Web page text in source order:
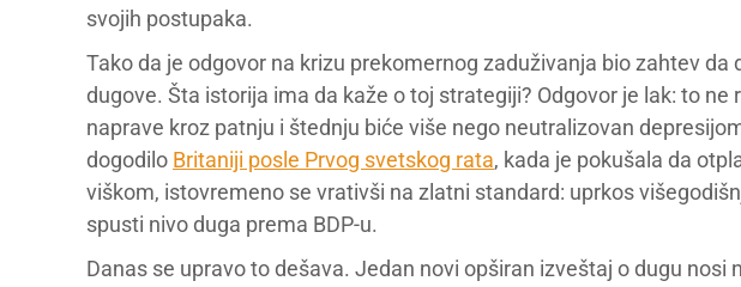
svojih postupaka.
Tako da je odgovor na krizu prekomernog zaduživanja bio zahtev
dugove. Šta istorija ima da kaže o toj strategiji? Odgovor je lak: to ne
naprave kroz patnju i štednju biće više nego neutralizovan
dogodilo Britaniji posle Prvog svetskog rata, kada je pokušala da
viškom, istovremeno se vrativši na zlatni standard: uprkos
spusti nivo duga prema BDP-u.
Danas se upravo to dešava. Jedan novi opširan izveštaj o dugu nosi